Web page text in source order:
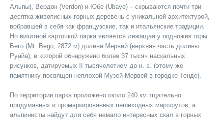
Альпы), Вердон (Verdon) и Юбе (Ubaye) – скрываются почти три
десятка живописных горных деревень с уникальной архитектурой,
вобравшей в себя как французские, так и итальянские традиции.
Но визитной карточкой парка является лежащая у подножия горы
Бего (Mt. Bego, 2872 м) долина Мервей (верхняя часть долины
Руайа), в которой обнаружено более 37 тысяч наскальных
рисунков, датируемых II тысячелетием до н. э. (этому же
памятнику посвящен неплохой Музей Мервей в городке Тенде).
По территории парка проложено около 240 км тщательно
продуманных и промаркированных пешеходных маршрутов, а
альпинисты найдут для себя немало интересных скал в горных